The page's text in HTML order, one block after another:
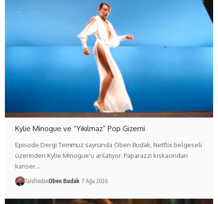
Kylie Minogue ve “Yıkılmaz” Pop Gizemi
Episode Dergi Temmuz sayısında Oben Budak, Netflix belgeseli
üzerinden Kylie Minogue'u anlatıyor. Paparazzi kıskacından
kanser…
TarafındanOben Budak 7 Ağu 2026